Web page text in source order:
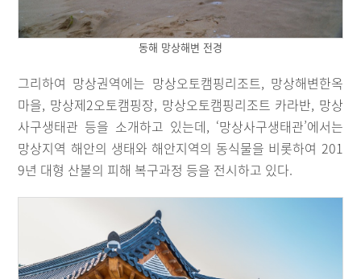
동해 망상해변 전경
그리하여 망상권역에는 망상오토캠핑리조트, 망상해변한옥
마을, 망상제2오토캠핑장, 망상오토캠핑리조트 카라반, 망상
사구생태관 등을 소개하고 있는데, ‘망상사구생태관’에서는
망상지역 해안의 생태와 해안지역의 동식물을 비롯하여 201
9년 대형 산불의 피해 복구과정 등을 전시하고 있다.